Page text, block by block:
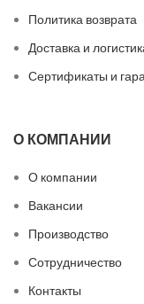
Политика возврата
Доставка и
Сертификаты и
О КОМПАНИИ
О компании
Вакансии
Производство
Сотрудничество
Контакты